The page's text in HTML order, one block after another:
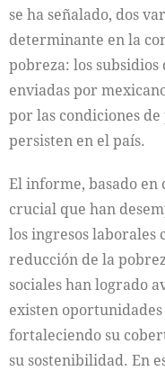
se ha señalado, dos
determinante en la
pobreza: los
enviadas por
por las condiciones
persisten en el país.
El informe, basado
crucial que han
los ingresos laborales
reducción de la
sociales han logrado
existen
fortaleciendo su
su sostenibilidad. En